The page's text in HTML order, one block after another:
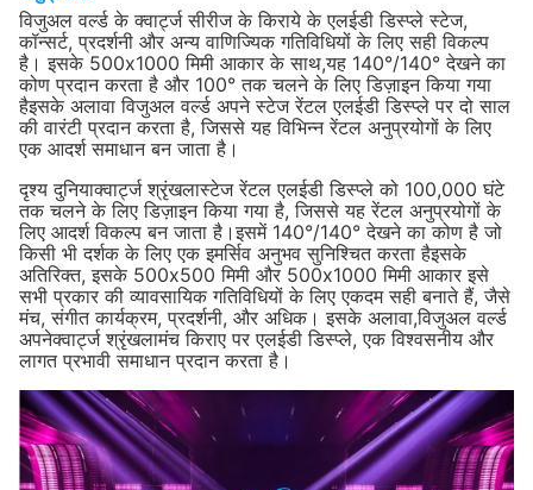
अधिकतम/औसत शक्ति: 560/224W/m2
रखरखावः सामने/पीछे सेवा
पर्यावरण: इनडोर उपयोग
आईपी रेटिंगः IP30
ताज़ा दरः >3840 हर्ट्ज
स्थापना का प्रकारः लटकाना/स्टैकिंग
ग्रे स्केल: 14 बिट्स
देखने का कोणः H:140°; V:140°
परिचालन तापमानः -20°C~+50°C
विजुअल वर्ल्ड के क्वार्ट्ज सीरीज के किराये के एलईडी डिस्प्ले स्टेज,
कॉन्सर्ट, प्रदर्शनी और अन्य वाणिज्यिक गतिविधियों के लिए सही विकल्प
है। इसके 500x1000 मिमी आकार के साथ,यह 140°/140° देखने का
कोण प्रदान करता है और 100° तक चलने के लिए डिज़ाइन किया गया
हैइसके अलावा विजुअल वर्ल्ड अपने स्टेज रेंटल एलईडी डिस्प्ले पर दो साल
की वारंटी प्रदान करता है, जिससे यह विभिन्न रेंटल अनुप्रयोगों के लिए
एक आदर्श समाधान बन जाता है।
दृश्य दुनियाक्वार्ट्ज श्रृंखलास्टेज रेंटल एलईडी डिस्प्ले को 100,000 घंटे
तक चलने के लिए डिज़ाइन किया गया है, जिससे यह रेंटल अनुप्रयोगों के
लिए आदर्श विकल्प बन जाता है।इसमें 140°/140° देखने का कोण है जो
किसी भी दर्शक के लिए एक इमर्सिव अनुभव सुनिश्चित करता हैइसके
अतिरिक्त, इसके 500x500 मिमी और 500x1000 मिमी आकार इसे
सभी प्रकार की व्यावसायिक गतिविधियों के लिए एकदम सही बनाते हैं, जैसे
मंच, संगीत कार्यक्रम, प्रदर्शनी, और अधिक। इसके अलावा,विजुअल वर्ल्ड
अपनेक्वार्ट्ज श्रृंखलामंच किराए पर एलईडी डिस्प्ले, एक विश्वसनीय और
लागत प्रभावी समाधान प्रदान करता है।